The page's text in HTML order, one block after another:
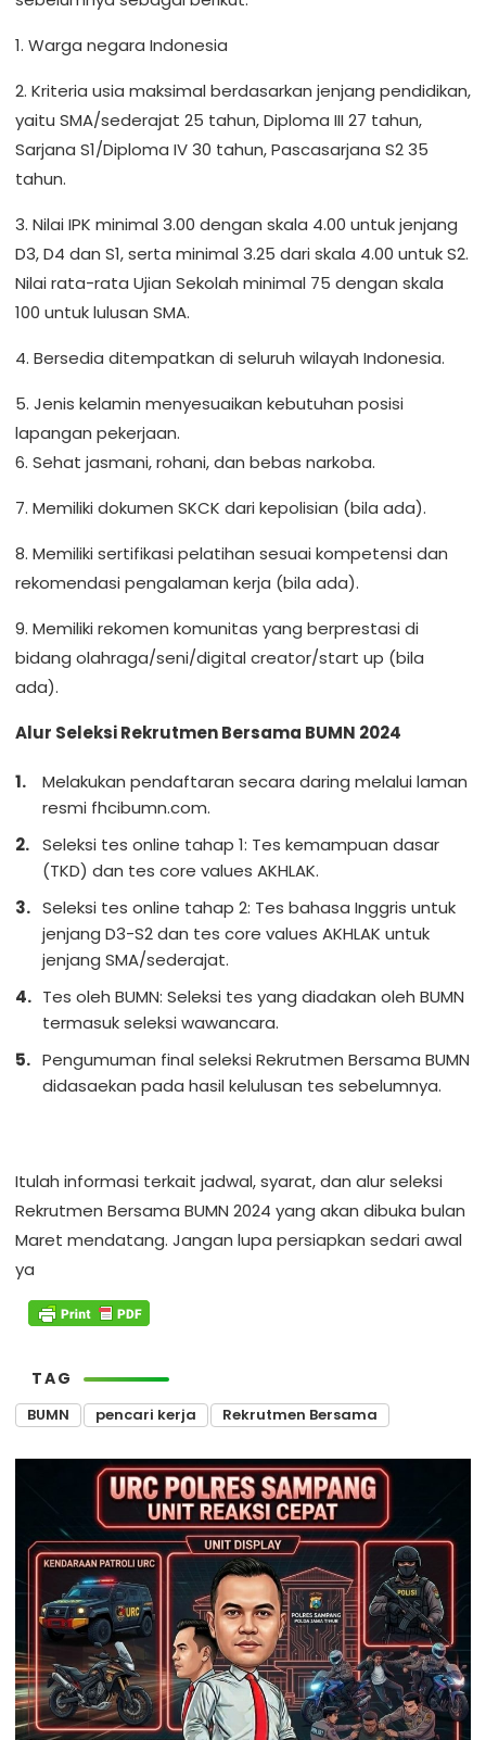
1. Warga negara Indonesia
2. Kriteria usia maksimal berdasarkan jenjang pendidikan,
yaitu SMA/sederajat 25 tahun, Diploma III 27 tahun,
Sarjana S1/Diploma IV 30 tahun, Pascasarjana S2 35
tahun.
3. Nilai IPK minimal 3.00 dengan skala 4.00 untuk jenjang
D3, D4 dan S1, serta minimal 3.25 dari skala 4.00 untuk S2.
Nilai rata-rata Ujian Sekolah minimal 75 dengan skala
100 untuk lulusan SMA.
4. Bersedia ditempatkan di seluruh wilayah Indonesia.
5. Jenis kelamin menyesuaikan kebutuhan posisi
lapangan pekerjaan.
6. Sehat jasmani, rohani, dan bebas narkoba.
7. Memiliki dokumen SKCK dari kepolisian (bila ada).
8. Memiliki sertifikasi pelatihan sesuai kompetensi dan
rekomendasi pengalaman kerja (bila ada).
9. Memiliki rekomen komunitas yang berprestasi di
bidang olahraga/seni/digital creator/start up (bila
ada).
Alur Seleksi Rekrutmen Bersama BUMN 2024
Melakukan pendaftaran secara daring melalui laman
resmi fhcibumn.com.
Seleksi tes online tahap 1: Tes kemampuan dasar
(TKD) dan tes core values AKHLAK.
Seleksi tes online tahap 2: Tes bahasa Inggris untuk
jenjang D3-S2 dan tes core values AKHLAK untuk
jenjang SMA/sederajat.
Tes oleh BUMN: Seleksi tes yang diadakan oleh BUMN
termasuk seleksi wawancara.
Pengumuman final seleksi Rekrutmen Bersama BUMN
didasaekan pada hasil kelulusan tes sebelumnya.
Itulah informasi terkait jadwal, syarat, dan alur seleksi
Rekrutmen Bersama BUMN 2024 yang akan dibuka bulan
Maret mendatang. Jangan lupa persiapkan sedari awal
ya
TAG
BUMN pencari kerja Rekrutmen Bersama